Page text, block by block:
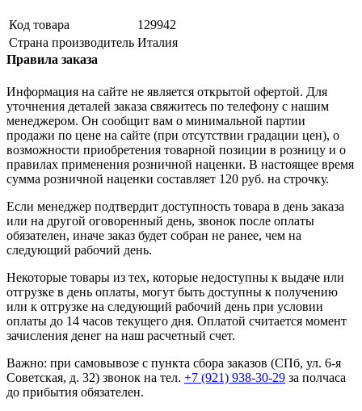
Код товара
129942
Страна производитель Италия
Правила заказа
Информация на сайте не является открытой офертой. Для
уточнения деталей заказа свяжитесь по телефону с нашим
менеджером. Он сообщит вам о минимальной партии
продажи по цене на сайте (при отсутствии градации цен), о
возможности приобретения товарной позиции в розницу и о
правилах применения розничной наценки. В настоящее время
сумма розничной наценки составляет 120 руб. на строчку.
Если менеджер подтвердит доступность товара в день заказа
или на другой оговоренный день, звонок после оплаты
обязателен, иначе заказ будет собран не ранее, чем на
следующий рабочий день.
Некоторые товары из тех, которые недоступны к выдаче или
отгрузке в день оплаты, могут быть доступны к получению
или к отгрузке на следующий рабочий день при условии
оплаты до 14 часов текущего дня. Оплатой считается момент
зачисления денег на наш расчетный счет.
Важно: при самовывозе с пункта сборa заказов (СПб, ул. 6-я
Советская, д. 32) звонок на тел. +7 (921) 938-30-29 за полчаса
до прибытия обязателен.